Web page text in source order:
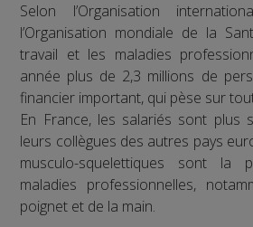
Selon l’Organisation
l’Organisation mondiale de la
travail et les maladies
année plus de 2,3 millions de
financier important, qui pèse sur
En France, les salariés sont plus
leurs collègues des autres pays
musculo-squelettiques sont la
maladies professionnelles,
poignet et de la main.